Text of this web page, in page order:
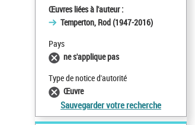
Œuvres liées à l'auteur :
Temperton, Rod (1947-2016)
Pays
ne s'applique pas
Type de notice d'autorité
Œuvre
Sauvegarder votre recherche